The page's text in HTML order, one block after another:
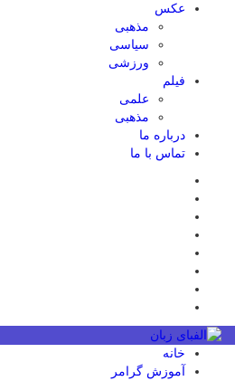
عکس
مذهبی
سیاسی
ورزشی
فیلم
علمی
مذهبی
درباره ما
تماس با ما
خانه
آموزش گرامر